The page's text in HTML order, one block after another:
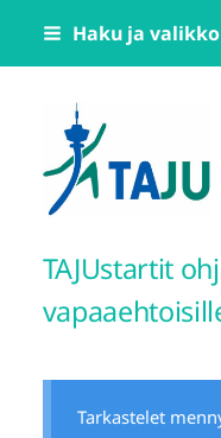
Siirry
Haku ja valikko
TAJUstartit
Tarkastelet